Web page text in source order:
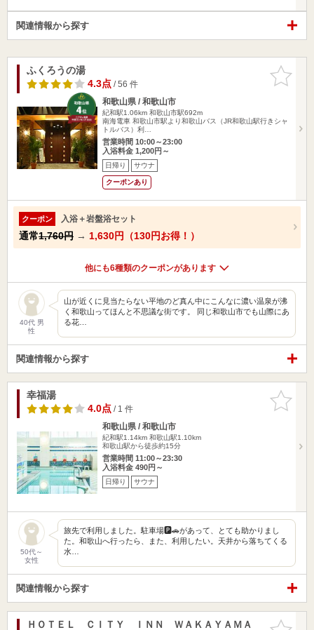
関連情報から探す
お気に入
りに追加
ふくろうの湯
4.3点/ 56 件
和歌山県 / 和歌山市
紀和駅1.06km 和歌山市駅692m
南海電車 和歌山市駅より和歌山バス（JR和歌山駅行きシャ
トルバス）利…
営業時間 10:00～23:00
入浴料金 1,200円～
日帰り サウナ
クーポンあり
クーポン 入浴＋岩盤浴セット
通常1,760円 → 1,630円（130円お得！）
他にも6種類のクーポンがあります
40代 男
性
山が近くに見当たらない平地のど真ん中にこんなに濃い温泉が沸
く和歌山ってほんと不思議な街です。 同じ和歌山市でも山際にあ
る花…
関連情報から探す
お気に入
りに追加
幸福湯
4.0点/ 1 件
和歌山県 / 和歌山市
紀和駅1.14km 和歌山駅1.10km
和歌山駅から徒歩約15分
営業時間 11:00～23:30
入浴料金 490円～
日帰り サウナ
50代～
女性
旅先で利用しました。駐車場🅿️🚗があって、とても助かりまし
た。和歌山へ行ったら、また、利用したい。天井から落ちてくる
水…
関連情報から探す
お気に入
ＨＯＴＥＬ ＣＩＴＹ ＩＮＮ ＷＡＫＡＹＡＭＡ